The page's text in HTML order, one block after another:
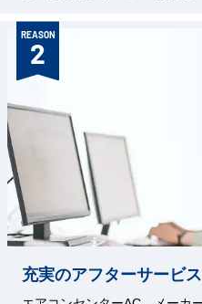
REASON
2
充実のアフターサービス